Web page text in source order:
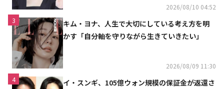
2026/08/10 04:52
3
キム・ヨナ、人生で大切にしている考え方を明
かす「自分軸を守りながら生きていきたい」
2026/08/09 11:30
4
イ・スンギ、105億ウォン規模の保証金が返還さ